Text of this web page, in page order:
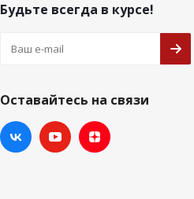
Будьте всегда в курсе!
Оставайтесь на связи